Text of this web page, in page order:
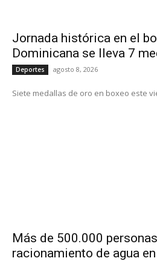
Jornada histórica en el
Dominicana se lleva 7
Deportes agosto 8, 2026
Siete medallas de oro en boxeo este
Más de 500.000
racionamiento de agua